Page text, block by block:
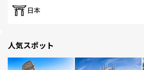
日本
人気スポット